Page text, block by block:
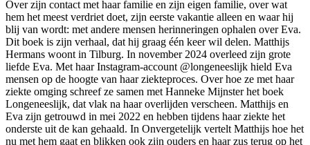
Over zijn contact met haar familie en zijn eigen familie, over wat
hem het meest verdriet doet, zijn eerste vakantie alleen en waar hij
blij van wordt: met andere mensen herinneringen ophalen over Eva.
Dit boek is zijn verhaal, dat hij graag één keer wil delen. Matthijs
Hermans woont in Tilburg. In november 2024 overleed zijn grote
liefde Eva. Met haar Instagram-account @longeneeslijk hield Eva
mensen op de hoogte van haar ziekteproces. Over hoe ze met haar
ziekte omging schreef ze samen met Hanneke Mijnster het boek
Longeneeslijk, dat vlak na haar overlijden verscheen. Matthijs en
Eva zijn getrouwd in mei 2022 en hebben tijdens haar ziekte het
onderste uit de kan gehaald. In Onvergetelijk vertelt Matthijs hoe het
nu met hem gaat en blikken ook zijn ouders en haar zus terug op het